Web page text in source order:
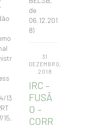
13
15,
de
06.12.201
8)
31
DEZEMBRO,
2018
IRC –
FUSÃ
O –
CORR